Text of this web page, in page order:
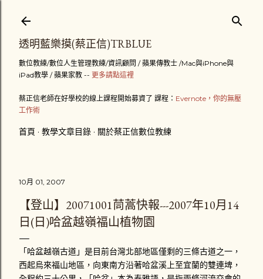
透明藍樂摸(蔡正信)TRBLUE
數位教練/數位人生管理教練/資訊顧問 / 蘋果傳教士 /Mac與iPhone與
iPad教學 / 蘋果家教 -- 更多請點這裡
蔡正信老師在好學校的線上課程開始募資了 課程： Evernote，你的無壓
工作術
首頁 教學文章目錄 關於蔡正信數位教練
10月 01, 2007
【登山】20071001茼蒿快報---2007年10月14
日(日)哈盆越嶺福山植物園
「哈盆越嶺古道」是目前台灣北部地區僅剩的三條古道之一，
西起烏來福山地區，向東南方沿著哈盆溪上至宜蘭的雙連埤，